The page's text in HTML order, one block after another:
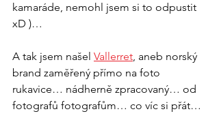
kamaráde, nemohl jsem si to odpustit
xD )…
A tak jsem našel Vallerret, aneb norský
brand zaměřený přímo na foto
rukavice… nádherně zpracovaný… od
fotografů fotografům… co víc si přát…